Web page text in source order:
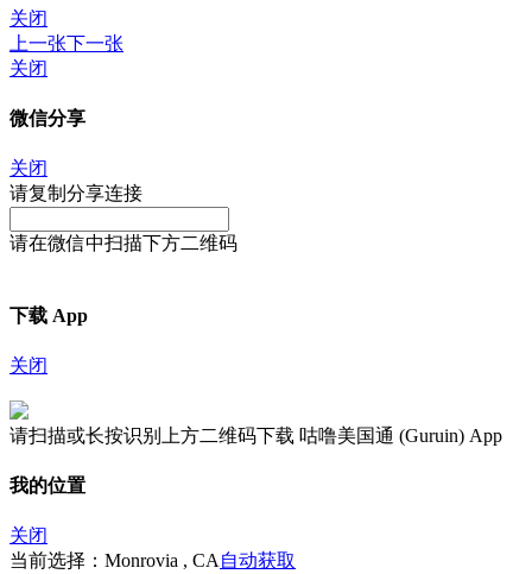
关闭
上一张下一张
关闭
微信分享
关闭
请复制分享连接
请在微信中扫描下方二维码
下载 App
关闭
请扫描或长按识别上方二维码下载 咕噜美国通 (Guruin) App
我的位置
关闭
当前选择：Monrovia , CA 自动获取